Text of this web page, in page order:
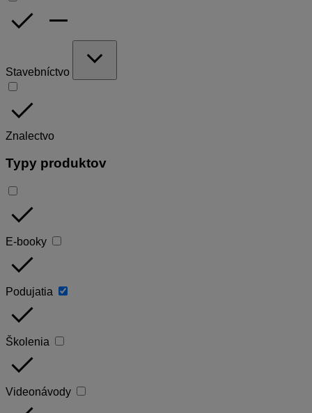
done remove
Stavebníctvo
expand_more
done
Znalectvo
Typy produktov
done
E-booky
done
Podujatia
done
Školenia
done
Videonávody